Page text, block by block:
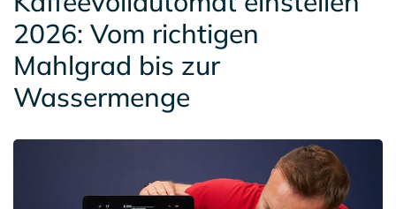
2026: Vom richtigen
Mahlgrad bis zur
Wassermenge